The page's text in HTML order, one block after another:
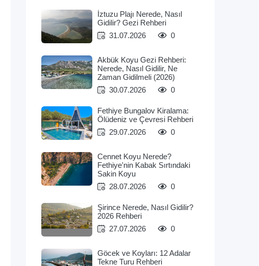
İztuzu Plajı Nerede, Nasıl
Gidilir? Gezi Rehberi
31.07.2026
0
Akbük Koyu Gezi Rehberi:
Nerede, Nasıl Gidilir, Ne
Zaman Gidilmeli (2026)
30.07.2026
0
Fethiye Bungalov Kiralama:
Ölüdeniz ve Çevresi Rehberi
29.07.2026
0
Cennet Koyu Nerede?
Fethiye'nin Kabak Sırtındaki
Sakin Koyu
28.07.2026
0
Şirince Nerede, Nasıl Gidilir?
2026 Rehberi
27.07.2026
0
Göcek ve Koyları: 12 Adalar
Tekne Turu Rehberi